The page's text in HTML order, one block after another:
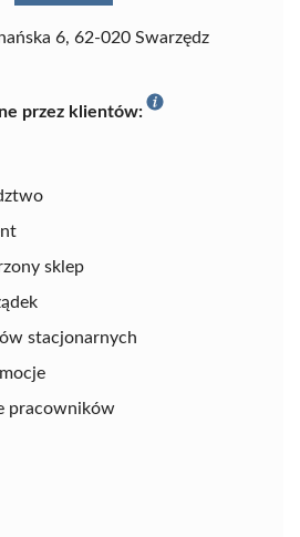
6, 62-020 Swarzędz
przez klientów:
sklep
stacjonarnych
pracowników